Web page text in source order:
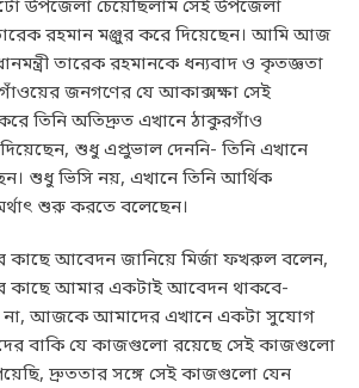
উপজেলা চেয়েছিলাম সেই উপজেলা
তারেক রহমান মঞ্জুর করে দিয়েছেন। আমি আজ
তারেক রহমানকে ধন্যবাদ ও কৃতজ্ঞতা
জনগণের যে আকাক্সক্ষা সেই
তিনি অতিদ্রুত এখানে ঠাকুরগাঁও
দিয়েছেন, শুধু এপ্রুভাল দেননি- তিনি এখানে
শুধু ভিসি নয়, এখানে তিনি আর্থিক
শুরু করতে বলেছেন।
কাছে আবেদন জানিয়ে মির্জা ফখরুল বলেন,
কাছে আমার একটাই আবেদন থাকবে-
আজকে আমাদের এখানে একটা সুযোগ
বাকি যে কাজগুলো রয়েছে সেই কাজগুলো
দ্রুততার সঙ্গে সেই কাজগুলো যেন